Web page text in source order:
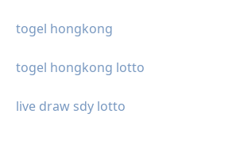
togel hongkong
togel hongkong lotto
live draw sdy lotto